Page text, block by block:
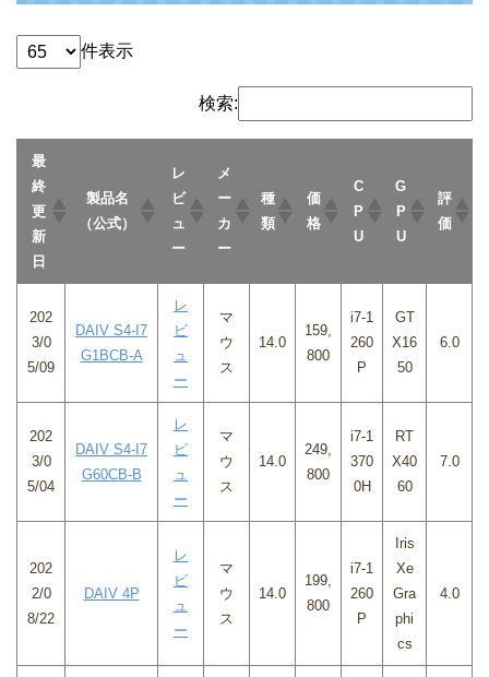
件表示
検索:
最
終
更
新
日
製品名
（公式）
レ
ビ
ュ
ー
メ
ー
カ
ー
種
類
価
格
C
P
U
G
P
U
評
価
202
3/0
5/09
DAIV S4-I7
G1BCB-A
レ
ビ
ュ
ー
マ
ウ
ス
14.0
159,
800
i7-1
260
P
GT
X16
50
6.0
202
3/0
5/04
DAIV S4-I7
G60CB-B
レ
ビ
ュ
ー
マ
ウ
ス
14.0
249,
800
i7-1
370
0H
RT
X40
60
7.0
202
2/0
8/22
DAIV 4P
レ
ビ
ュ
ー
マ
ウ
ス
14.0
199,
800
i7-1
260
P
Iris
Xe
Gra
phi
cs
4.0